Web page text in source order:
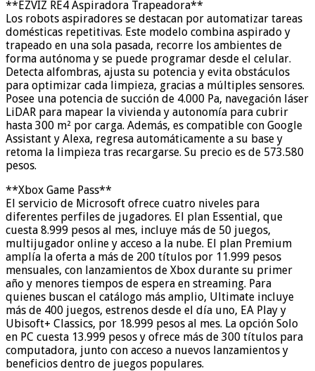
**EZVIZ RE4 Aspiradora Trapeadora**
Los robots aspiradores se destacan por automatizar tareas
domésticas repetitivas. Este modelo combina aspirado y
trapeado en una sola pasada, recorre los ambientes de
forma autónoma y se puede programar desde el celular.
Detecta alfombras, ajusta su potencia y evita obstáculos
para optimizar cada limpieza, gracias a múltiples sensores.
Posee una potencia de succión de 4.000 Pa, navegación láser
LiDAR para mapear la vivienda y autonomía para cubrir
hasta 300 m² por carga. Además, es compatible con Google
Assistant y Alexa, regresa automáticamente a su base y
retoma la limpieza tras recargarse. Su precio es de 573.580
pesos.
**Xbox Game Pass**
El servicio de Microsoft ofrece cuatro niveles para
diferentes perfiles de jugadores. El plan Essential, que
cuesta 8.999 pesos al mes, incluye más de 50 juegos,
multijugador online y acceso a la nube. El plan Premium
amplía la oferta a más de 200 títulos por 11.999 pesos
mensuales, con lanzamientos de Xbox durante su primer
año y menores tiempos de espera en streaming. Para
quienes buscan el catálogo más amplio, Ultimate incluye
más de 400 juegos, estrenos desde el día uno, EA Play y
Ubisoft+ Classics, por 18.999 pesos al mes. La opción Solo
en PC cuesta 13.999 pesos y ofrece más de 300 títulos para
computadora, junto con acceso a nuevos lanzamientos y
beneficios dentro de juegos populares.